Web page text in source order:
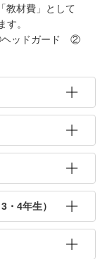
教材費」として
す。
ッドガード ②
・4年生）